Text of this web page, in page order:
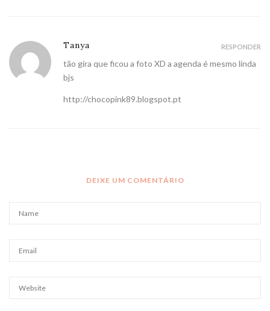
Tanya
tão gira que ficou a foto XD a agenda é mesmo linda
bjs
http://chocopink89.blogspot.pt
RESPONDER
DEIXE UM COMENTÁRIO